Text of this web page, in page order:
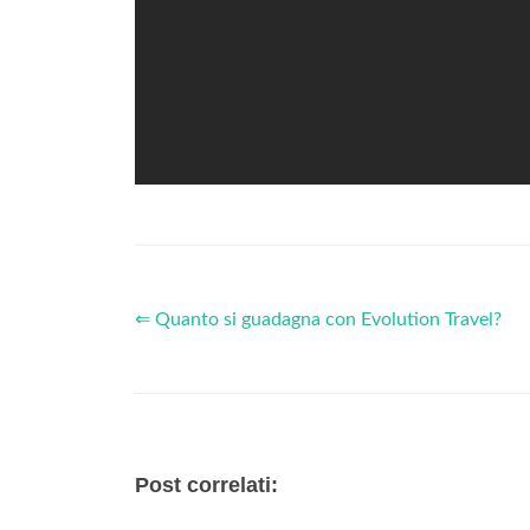
⇐ Quanto si guadagna con Evolution Travel?
Post correlati: